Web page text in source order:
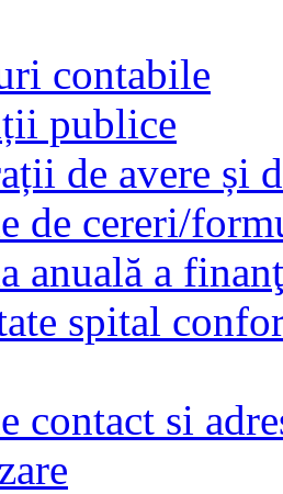
contabile
publice
de avere și
de cereri/
anuală a
spital
contact si